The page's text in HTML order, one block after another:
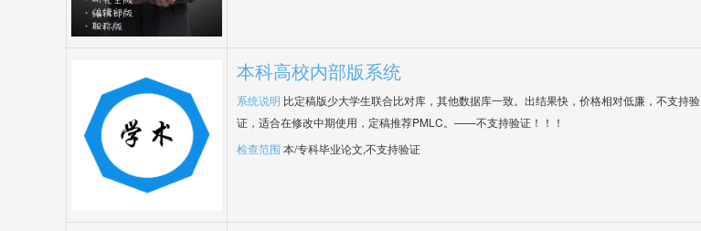
本科高校内部版系统
系统说明 比定稿版少大学生联合比对库，其他数据库一致。出结果快，价格相对低廉，不支持验
证，适合在修改中期使用，定稿推荐PMLC。——不支持验证！！！
检查范围 本/专科毕业论文,不支持验证